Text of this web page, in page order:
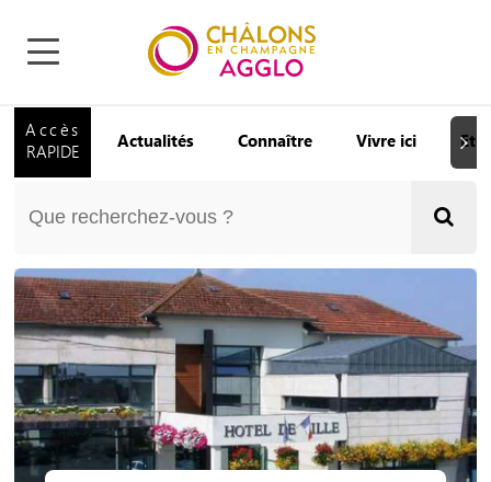
Accès
RAPIDE
Actualités Connaître Vivre ici